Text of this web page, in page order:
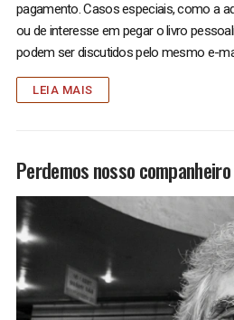
pagamento. Casos especiais, como a
ou de interesse em pegar o livro
podem ser discutidos pelo mesmo e-
LEIA MAIS
Perdemos nosso